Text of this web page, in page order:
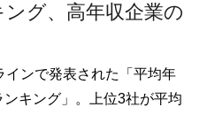
グ、高年収企業の
インで発表された「平均年
キング」。上位3社が平均